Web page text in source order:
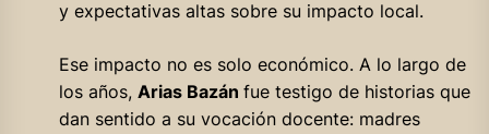
y expectativas altas sobre su impacto local.
Ese impacto no es solo económico. A lo largo de
los años, Arias Bazán fue testigo de historias que
dan sentido a su vocación docente: madres